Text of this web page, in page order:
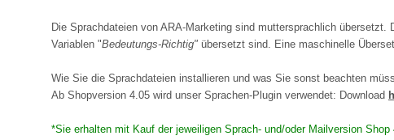
Die Sprachdateien von ARA-Marketing sind muttersprachlich
Variablen "Bedeutungs-Richtig" übersetzt sind. Eine maschinelle
Wie Sie die Sprachdateien installieren und was Sie sonst beachten
Ab Shopversion 4.05 wird unser Sprachen-Plugin verwendet: Download
*Sie erhalten mit Kauf der jeweiligen Sprach- und/oder Mailversion